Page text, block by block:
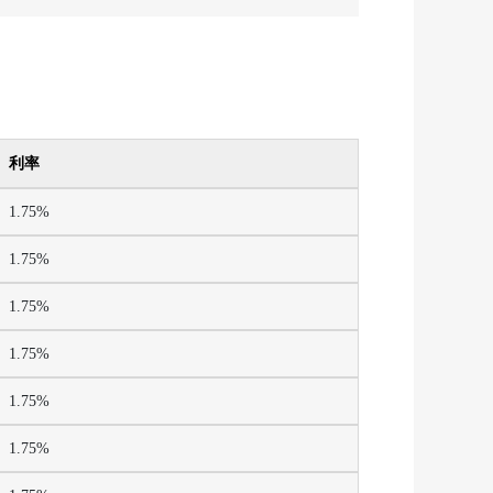
利率
1.75%
1.75%
1.75%
1.75%
1.75%
1.75%